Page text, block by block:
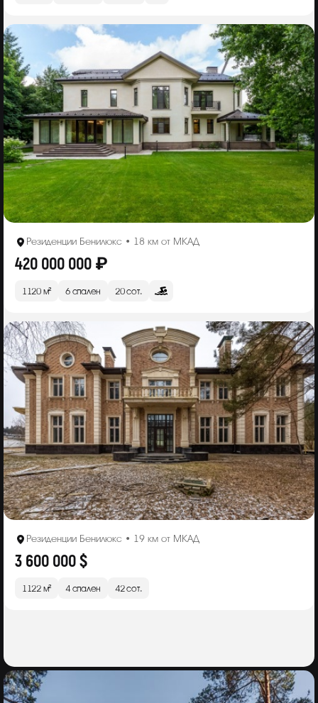
Резиденции Бенилюкс • 18 км от МКАД
420 000 000 ₽
1120 м² 6 спален 20 сот.
Резиденции Бенилюкс • 19 км от МКАД
3 600 000 $
1122 м² 4 спален 42 сот.